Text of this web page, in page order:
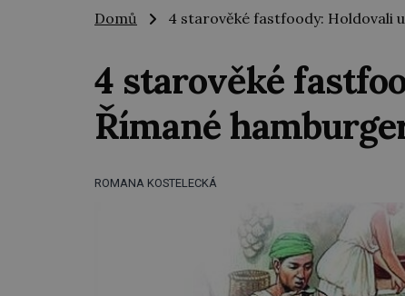
Domů 4 starověké fastfoody: Holdovali
4 starověké
Římané
ROMANA KOSTELECKÁ